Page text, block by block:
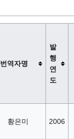
번역자명
발
행
연
도
황은미 2006